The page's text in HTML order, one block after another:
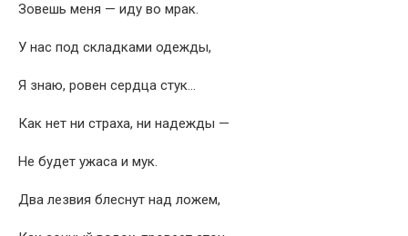
Зовешь меня — иду во мрак.
У нас под складками одежды,
Я знаю, ровен сердца стук…
Как нет ни страха, ни надежды —
Не будет ужаса и мук.
Два лезвия блеснут над ложем,